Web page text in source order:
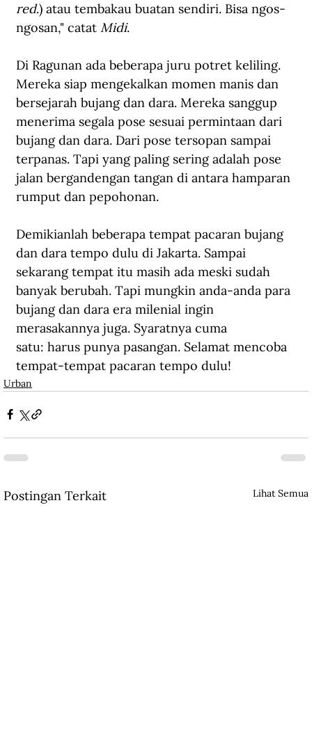
red.) atau tembakau buatan sendiri. Bisa ngos-
ngosan," catat Midi.
Di Ragunan ada beberapa juru potret keliling.
Mereka siap mengekalkan momen manis dan
bersejarah bujang dan dara. Mereka sanggup
menerima segala pose sesuai permintaan dari
bujang dan dara. Dari pose tersopan sampai
terpanas. Tapi yang paling sering adalah pose
jalan bergandengan tangan di antara hamparan
rumput dan pepohonan.
Demikianlah beberapa tempat pacaran bujang
dan dara tempo dulu di Jakarta. Sampai
sekarang tempat itu masih ada meski sudah
banyak berubah. Tapi mungkin anda-anda para
bujang dan dara era milenial ingin
merasakannya juga. Syaratnya cuma
satu: harus punya pasangan. Selamat mencoba
tempat-tempat pacaran tempo dulu!
Urban
Postingan Terkait Lihat Semua